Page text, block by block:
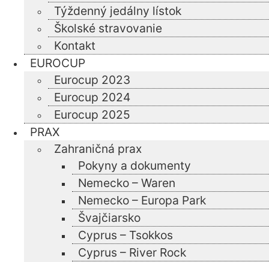
Týždenný jedálny lístok
Školské stravovanie
Kontakt
EUROCUP
Eurocup 2023
Eurocup 2024
Eurocup 2025
PRAX
Zahraničná prax
Pokyny a dokumenty
Nemecko – Waren
Nemecko – Europa Park
Švajčiarsko
Cyprus – Tsokkos
Cyprus – River Rock